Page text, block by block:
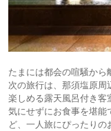
たまには都会の喧騒から
次の旅行は、那須塩原
楽しめる露天風呂付き客
気にせずにお食事を堪能
ど、一人旅にぴったり